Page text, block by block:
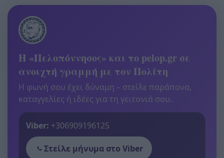
Η «Πελοπόννησος» και το pelop.gr σε
ανοιχτή γραμμή με τον Πολίτη
Η φωνή σου έχει δύναμη – στείλε παράπονα,
καταγγελίες ή ιδέες για τη γειτονιά σου.
Viber: +306909196125
Στείλε μήνυμα στο Viber